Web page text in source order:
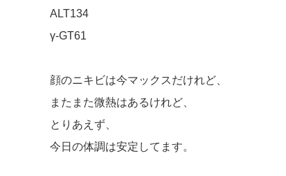
ALT134
γ-GT61
顔のニキビは今マックスだけれど、
またまた微熱はあるけれど、
とりあえず、
今日の体調は安定してます。